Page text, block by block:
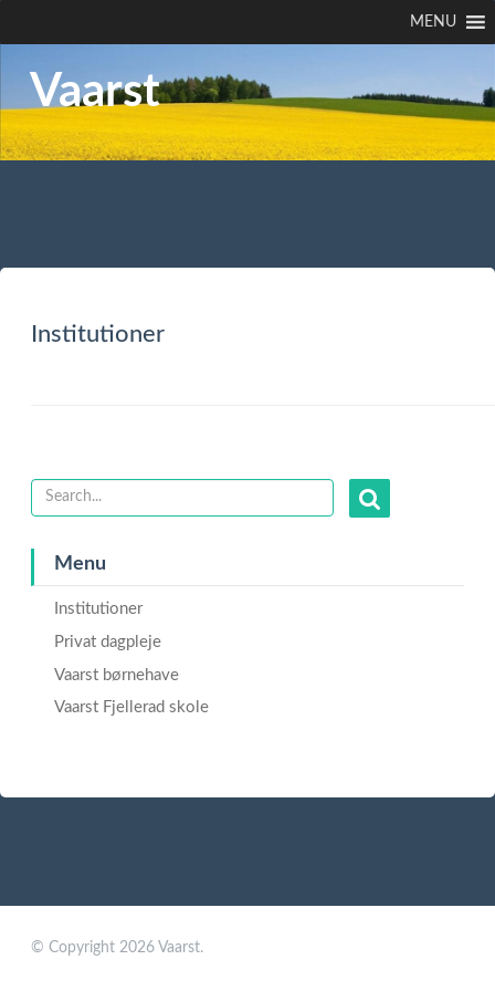
MENU
Vaarst
Institutioner
Menu
Institutioner
Privat dagpleje
Vaarst børnehave
Vaarst Fjellerad skole
© Copyright 2026 Vaarst.